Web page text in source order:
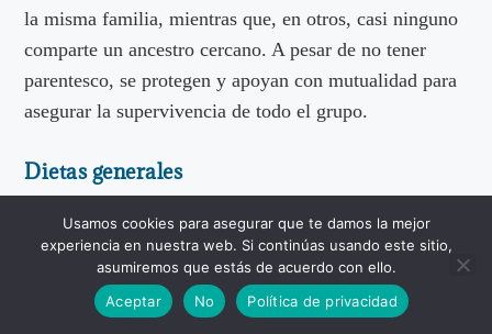
la misma familia, mientras que, en otros, casi ninguno
comparte un ancestro cercano. A pesar de no tener
parentesco, se protegen y apoyan con mutualidad para
asegurar la supervivencia de todo el grupo.
Dietas generales
animales suelen ser frutas, es decir, son herbívoros.
Algunos miembros de esta familia también comen
insectos y hojas. Estas dietas se ven reflejadas en sus
Usamos cookies para asegurar que te damos la mejor
experiencia en nuestra web. Si continúas usando este sitio,
asumiremos que estás de acuerdo con ello.
Aceptar
No Política de privacidad